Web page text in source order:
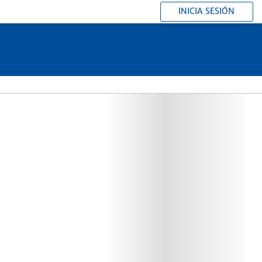
INICIA SESIÓN